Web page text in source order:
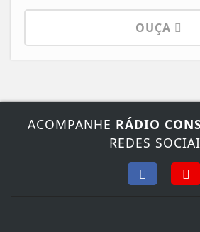
OUÇA
ACOMPANHE RÁDIO
REDES